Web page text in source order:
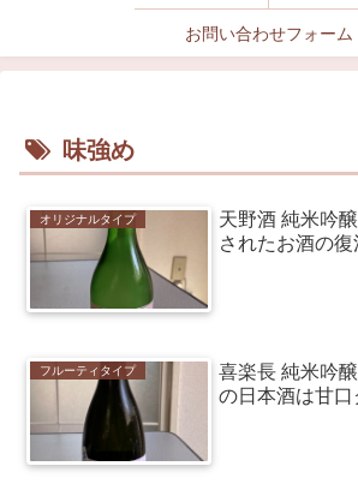
お問い合わせフォーム
味強め
オリジナルタイプ
天野酒 純米吟
されたお酒の復
フルーティタイプ
喜楽長 純米吟
の日本酒は甘口